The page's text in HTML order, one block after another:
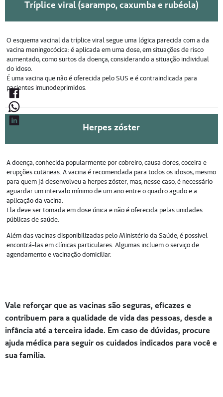
Tríplice viral (sarampo, caxumba e rubéola)
O esquema vacinal da tríplice viral segue uma lógica parecida com a da
vacina meningocócica: é aplicada em uma dose, em situações de risco
aumentado, como surtos da doença, considerando a situação individual
do idoso.
É uma vacina que não é oferecida pelo SUS e é contraindicada para
pacientes imunodeprimidos.
Herpes zóster
A doença, conhecida popularmente por cobreiro, causa dores, coceira e
erupções cutâneas. A vacina é recomendada para todos os idosos, mesmo
para quem já desenvolveu a herpes zóster, mas, nesse caso, é necessário
aguardar um intervalo mínimo de um ano entre o quadro agudo e a
aplicação da vacina.
Ela deve ser tomada em dose única e não é oferecida pelas unidades
públicas de saúde.
Além das vacinas disponibilizadas pelo Ministério da Saúde, é possível
encontrá-las em clínicas particulares. Algumas incluem o serviço de
agendamento e vacinação domiciliar.
Vale reforçar que as vacinas são seguras, eficazes e
contribuem para a qualidade de vida das pessoas, desde a
infância até a terceira idade. Em caso de dúvidas, procure
ajuda médica para seguir os cuidados indicados para você e
sua família.